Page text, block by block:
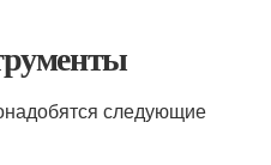
следующие